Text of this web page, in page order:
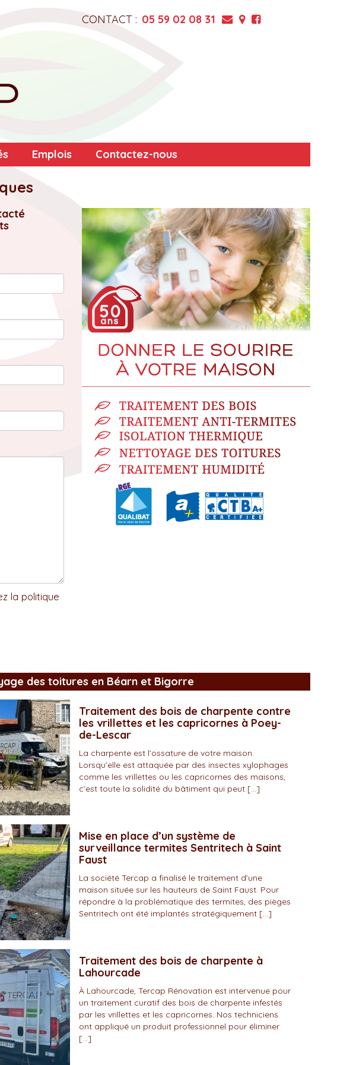
CONTACT : 05 59 02 08 31
Emplois Contactez-nous
la politique
des toitures en Béarn et Bigorre
Traitement des bois de charpente contre
les vrillettes et les capricornes à Poey-
de-Lescar
La charpente est l’ossature de votre maison.
Lorsqu’elle est attaquée par des insectes xylophages
comme les vrillettes ou les capricornes des maisons,
c’est toute la solidité du bâtiment qui peut […]
Mise en place d’un système de
surveillance termites Sentritech à Saint
Faust
La société Tercap a finalisé le traitement d’une
maison située sur les hauteurs de Saint Faust. Pour
répondre à la problématique des termites, des pièges
Sentritech ont été implantés stratégiquement […]
Traitement des bois de charpente à
Lahourcade
À Lahourcade, Tercap Rénovation est intervenue pour
un traitement curatif des bois de charpente infestés
par les vrillettes et les capricornes. Nos techniciens
ont appliqué un produit professionnel pour éliminer
[…]